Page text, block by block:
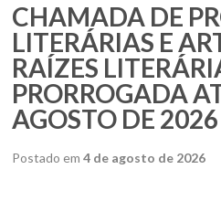
CHAMADA DE
LITERÁRIAS E
RAÍZES
PRORROGADA
AGOSTO DE 2026
Postado em4 de agosto de 2026